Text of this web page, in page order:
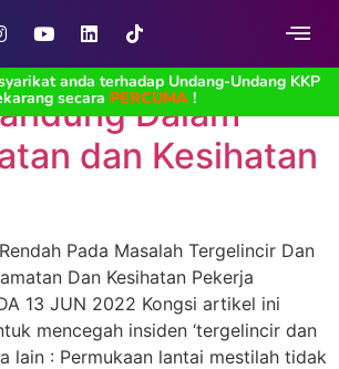
anda terhadap Undang-Undang KKP
secara PERCUMA!
Rendah
Tergelincir
Dalam
dan Kesihatan
Pada Masalah Tergelincir Dan
Dan Kesihatan Pekerja
13 JUN 2022 Kongsi artikel ini
mencegah insiden ‘tergelincir dan
lain : Permukaan lantai mestilah tidak